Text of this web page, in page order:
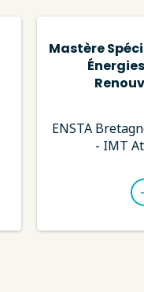
Mastère
ENSTA
- IMT